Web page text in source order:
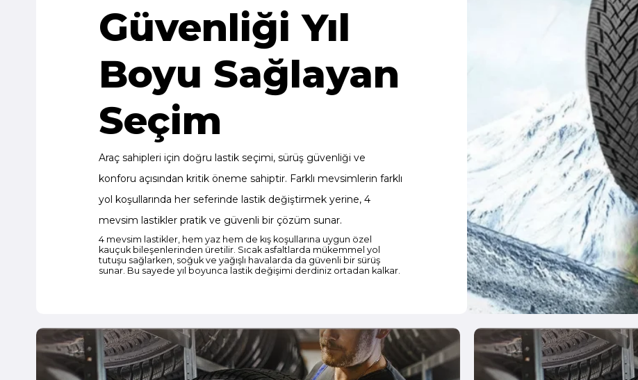
Güvenliği Yıl
Boyu Sağlayan
Seçim
Araç sahipleri için doğru lastik seçimi, sürüş güvenliği ve
konforu açısından kritik öneme sahiptir. Farklı mevsimlerin farklı
yol koşullarında her seferinde lastik değiştirmek yerine, 4
mevsim lastikler pratik ve güvenli bir çözüm sunar.
4 mevsim lastikler, hem yaz hem de kış koşullarına uygun özel
kauçuk bileşenlerinden üretilir. Sıcak asfaltlarda mükemmel yol
tutuşu sağlarken, soğuk ve yağışlı havalarda da güvenli bir sürüş
sunar. Bu sayede yıl boyunca lastik değişimi derdiniz ortadan kalkar.